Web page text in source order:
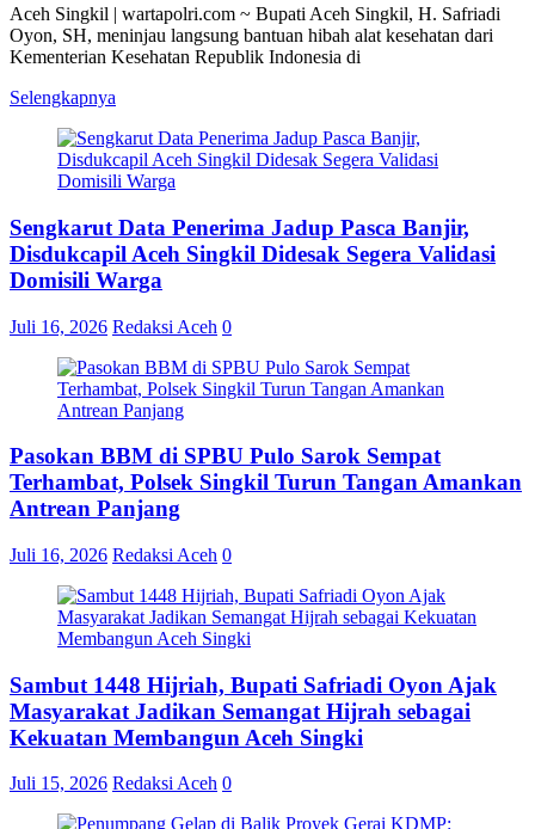
Aceh Singkil | wartapolri.com ~ Bupati Aceh Singkil, H. Safriadi
Oyon, SH, meninjau langsung bantuan hibah alat kesehatan dari
Kementerian Kesehatan Republik Indonesia di
Selengkapnya
Sengkarut Data Penerima Jadup Pasca Banjir,
Disdukcapil Aceh Singkil Didesak Segera Validasi
Domisili Warga
Juli 16, 2026 Redaksi Aceh 0
Pasokan BBM di SPBU Pulo Sarok Sempat
Terhambat, Polsek Singkil Turun Tangan Amankan
Antrean Panjang
Juli 16, 2026 Redaksi Aceh 0
Sambut 1448 Hijriah, Bupati Safriadi Oyon Ajak
Masyarakat Jadikan Semangat Hijrah sebagai
Kekuatan Membangun Aceh Singki
Juli 15, 2026 Redaksi Aceh 0